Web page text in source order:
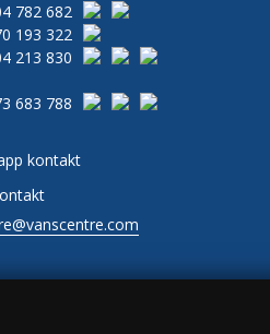
782 682
193 322
213 830
683 788